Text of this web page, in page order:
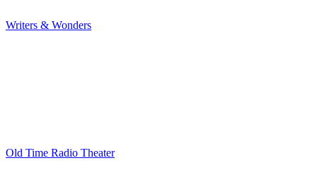
Writers & Wonders
Old Time Radio Theater